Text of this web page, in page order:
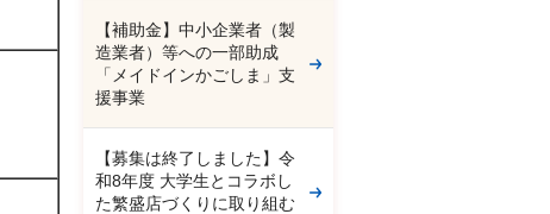
【補助金】中小企業者（製
造業者）等への一部助成
「メイドインかごしま」支
援事業
【募集は終了しました】令
和8年度 大学生とコラボし
た繁盛店づくりに取り組む